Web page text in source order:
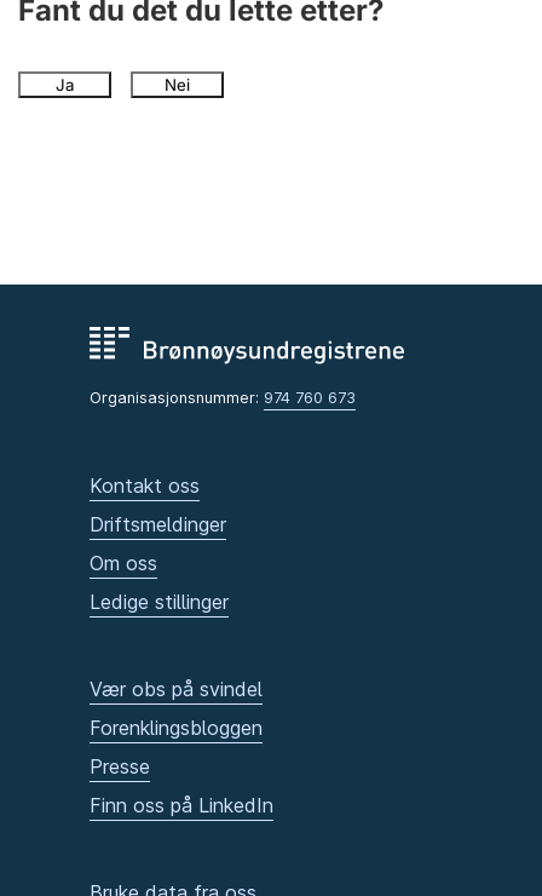
Fant du det du lette etter?
Ja Nei
Organisasjonsnummer: 974 760 673
Kontakt oss
Driftsmeldinger
Om oss
Ledige stillinger
Vær obs på svindel
Forenklingsbloggen
Presse
Finn oss på LinkedIn